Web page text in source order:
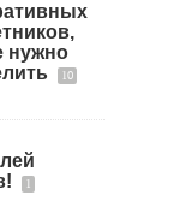
нужно
10
1